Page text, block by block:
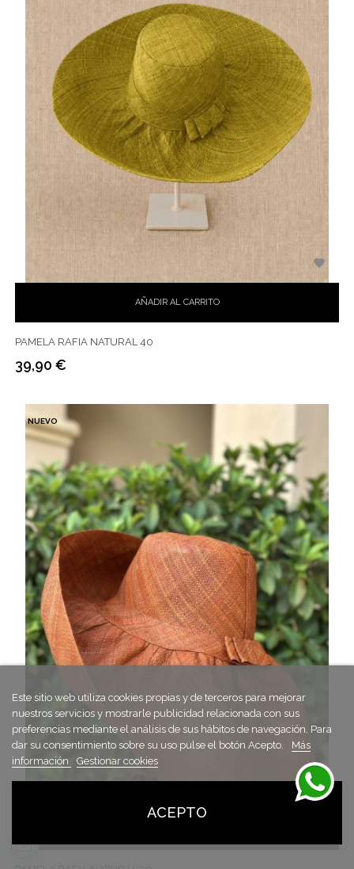
AÑADIR AL CARRITO

PAMELA RAFIA NATURAL 40
Precio
39,90 €
NUEVO

Este sitio web utiliza cookies propias y de terceros para mejorar
nuestros servicios y mostrarle publicidad relacionada con sus
preferencias mediante el análisis de sus hábitos de navegación. Para
dar su consentimiento sobre su uso pulse el botón Acepto.
Más
información
Gestionar cookies
ACEPTO